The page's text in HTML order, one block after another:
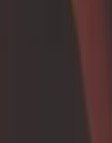
Eloigner
positionner en
💪 Quel